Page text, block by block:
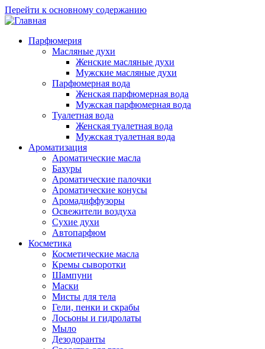
Перейти к основному содержанию
Парфюмерия
Масляные духи
Женские масляные духи
Мужские масляные духи
Парфюмерная вода
Женская парфюмерная вода
Мужская парфюмерная вода
Туалетная вода
Женская туалетная вода
Мужская туалетная вода
Ароматизация
Ароматические масла
Бахуры
Ароматические палочки
Ароматические конусы
Аромадиффузоры
Освежители воздуха
Сухие духи
Автопарфюм
Косметика
Косметические масла
Кремы сыворотки
Шампуни
Маски
Мисты для тела
Гели, пенки и скрабы
Лосьоны и гидролаты
Мыло
Дезодоранты